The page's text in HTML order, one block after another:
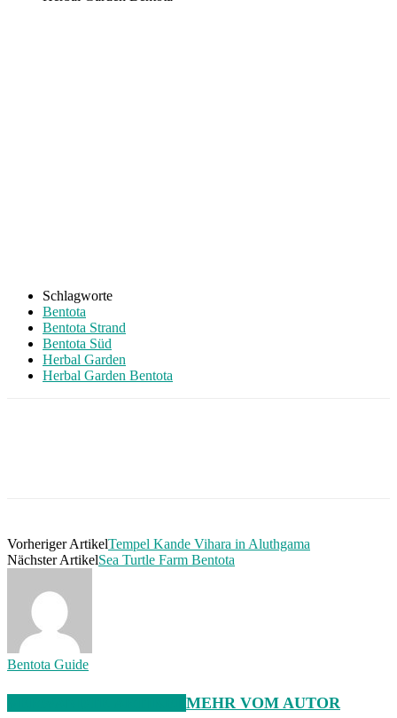
Schlagworte
Bentota
Bentota Strand
Bentota Süd
Herbal Garden
Herbal Garden Bentota
Vorheriger ArtikelTempel Kande Vihara in Aluthgama
Nächster ArtikelSea Turtle Farm Bentota
Bentota Guide
MEHR VOM AUTOR